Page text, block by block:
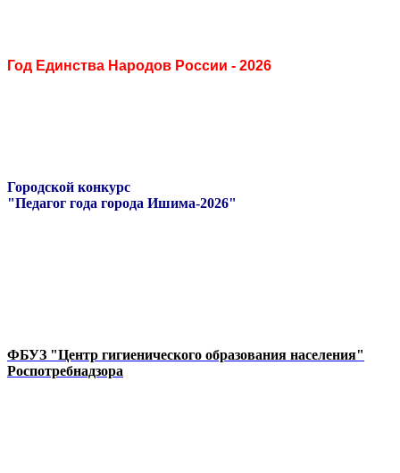
Год Единства Народов России - 2026
Городской конкурс
"Педагог года города Ишима-2026"
ФБУЗ "Центр гигиенического образования населения"
Роспотребнадзора